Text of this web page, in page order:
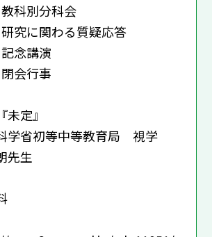
科別分科会
究に関わる質疑応答
念講演
会行事
定』
学省初等中等教育局 視学
先生